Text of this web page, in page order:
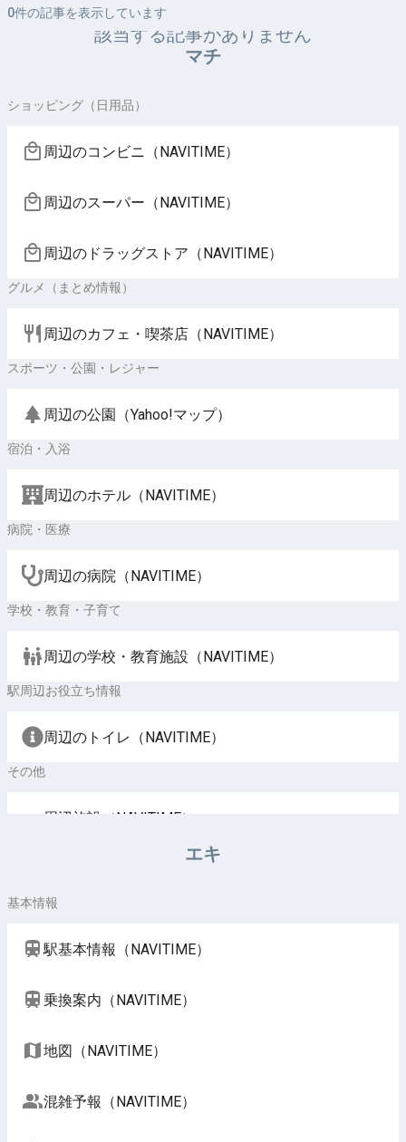
0件の記事を表示しています
該当する記事がありません
マチ
ショッピング（日用品）
周辺のコンビニ（NAVITIME）
周辺のスーパー（NAVITIME）
周辺のドラッグストア（NAVITIME）
グルメ（まとめ情報）
周辺のカフェ・喫茶店（NAVITIME）
スポーツ・公園・レジャー
周辺の公園（Yahoo!マップ）
宿泊・入浴
周辺のホテル（NAVITIME）
病院・医療
周辺の病院（NAVITIME）
学校・教育・子育て
周辺の学校・教育施設（NAVITIME）
駅周辺お役立ち情報
周辺のトイレ（NAVITIME）
その他
周辺施設（NAVITIME）
エキ
基本情報
駅基本情報（NAVITIME）
乗換案内（NAVITIME）
地図（NAVITIME）
混雑予報（NAVITIME）